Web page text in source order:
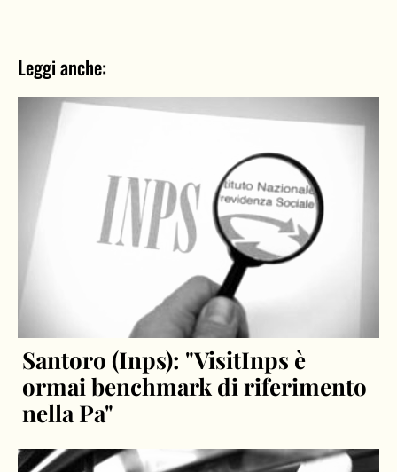
Leggi anche:
Santoro (Inps): "VisitInps è
ormai benchmark di riferimento
nella Pa"